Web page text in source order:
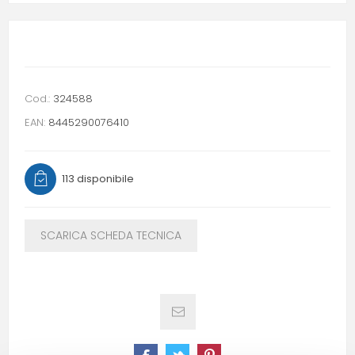
Cod.: 324588
EAN: 8445290076410
113 disponibile
SCARICA SCHEDA TECNICA